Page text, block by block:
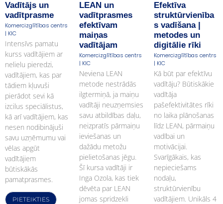
Vadītājs un
vadītprasme
Komercizglītības centrs
| KIC
Intensīvs pamatu
kurss vadītājiem ar
nelielu pieredzi,
vadītājiem, kas par
tādiem kļuvuši
pierādot sevi kā
izcilus speciālistus,
kā arī vadītājiem, kas
nesen nodibinājuši
savu uzņēmumu vai
vēlas apgūt
vadītājiem
būtiskākās
pamatprasmes.
PIETEIKTIES
LEAN un
vadītprasmes
efektīvam
maiņas
vadītājam
Komercizglītības centrs
| KIC
Neviena LEAN
metode nestrādās
ilgtermiņā, ja maiņu
vadītāji neuzņemsies
savu atbildības daļu,
neizpratīs pārmaiņu
ieviešanas un
dažādu metožu
pielietošanas jēgu.
Šī kursa vadītāji ir
Inga Ozola, kas tiek
dēvēta par LEAN
jomas spridzekli
Efektīva
struktūrvienība
s vadīšana |
metodes un
digitālie rīki
Komercizglītības centrs
| KIC
Kā būt par efektīvu
vadītāju? Būtiskākie
vadītāja
pašefektivitātes rīki
no laika plānošanas
līdz LEAN, pārmaiņu
vadībai un
motivācijai.
Svarīgākais, kas
nepieciešams
nodaļu,
struktūrvienību
vadītājiem. Unikāls 4